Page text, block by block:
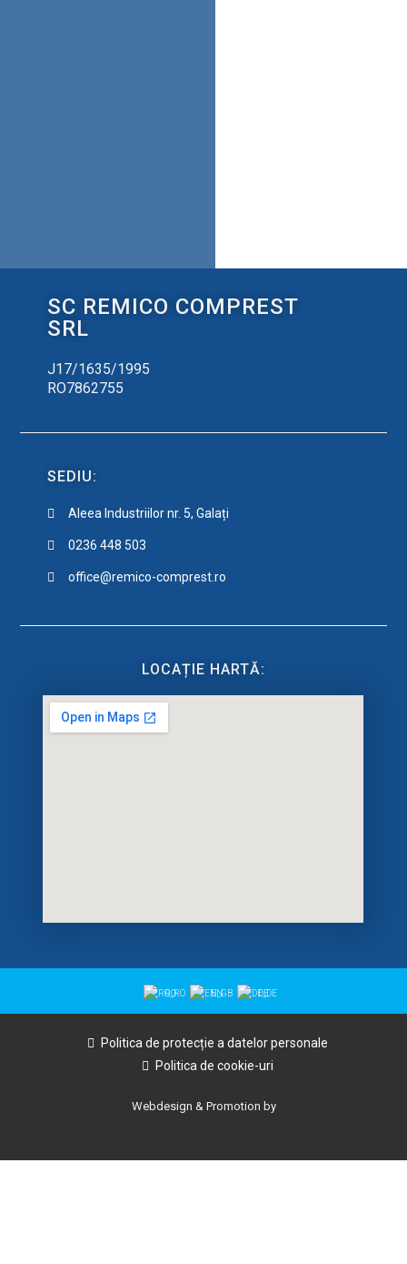
SC REMICO COMPREST
SRL
J17/1635/1995
RO7862755
SEDIU:
Aleea Industriilor nr. 5, Galați
0236 448 503
office@remico-comprest.ro
LOCAȚIE HARTĂ:
RO EN DE
Webdesign & Promotion by
Politica de protecție a datelor personale
Politica de cookie-uri